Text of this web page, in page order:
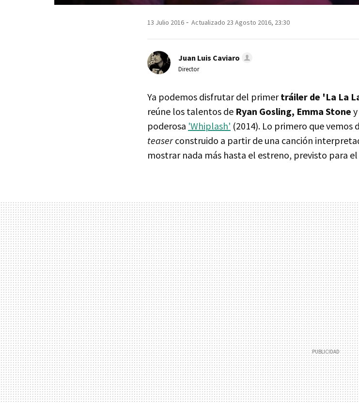
13 Julio 2016 Actualizado 23 Agosto 2016, 23:30
Juan Luis Caviaro
Director
Ya podemos disfrutar del primertráiler de 'La La
reúne los talentos de Ryan Gosling, Emma Stone y
poderosa 'Whiplash' (2014). Lo primero que vemos
teaserconstruido a partir de una canción
mostrar nada más hasta el estreno, previsto para el